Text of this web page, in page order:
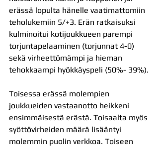
erässä lopulta hänelle vaatimattomiin
teholukemiin 5/+3. Erän ratkaisuksi
kulminoitui kotijoukkueen parempi
torjuntapelaaminen (torjunnat 4-0)
sekä virheettömämpi ja hieman
tehokkaampi hyökkäyspeli (50%- 39%).
Toisessa erässä molempien
joukkueiden vastaanotto heikkeni
ensimmäisestä erästä. Toisaalta myös
syöttövirheiden määrä lisääntyi
molemmin puolin verkkoa. Toiseen